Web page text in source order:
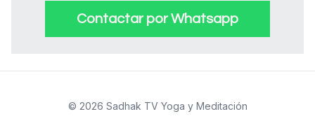
Contactar por Whatsapp
© 2026 Sadhak TV Yoga y Meditación